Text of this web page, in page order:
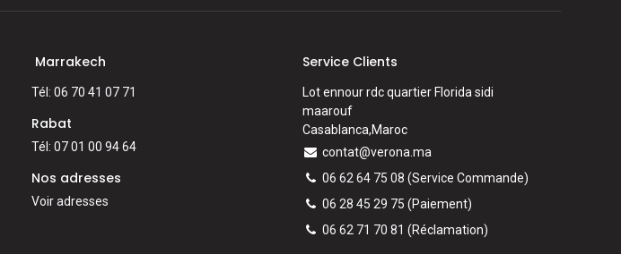
Marrakech
Tél: 06 70 41 07 71
Rabat
Tél: 07 01 00 94 64
Nos adresses
Voir adresses
Service Clients
Lot ennour rdc quartier Florida sidi
maarouf
Casablanca,Maroc
contat@verona.ma
06 62 64 75 08 (Service Commande)
06 28 45 29 75 (Paiement)
06 62 71 70 81 (Réclamation)